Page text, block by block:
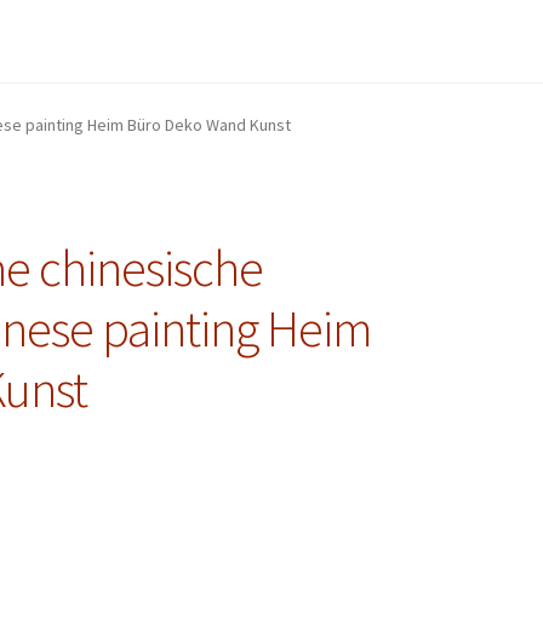
painting Heim Büro Deko Wand Kunst
chinesische
painting Heim